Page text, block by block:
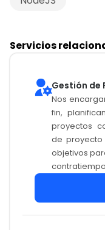
Servicios
Gestión de
Nos
fin,
proyectos
de
objetivos